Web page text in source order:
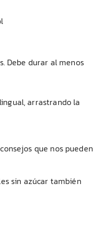
Debe durar al menos
arrastrando la
que nos pueden
sin azúcar también